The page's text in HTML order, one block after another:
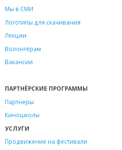
Мы в СМИ
Логотипы для скачивания
Лекции
Волонтёрам
Вакансии
ПАРТНЁРСКИЕ ПРОГРАММЫ
Партнеры
Киношколы
УСЛУГИ
Продвижение на фестивали